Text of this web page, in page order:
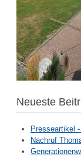
Neueste
Presseartikel
Nachruf